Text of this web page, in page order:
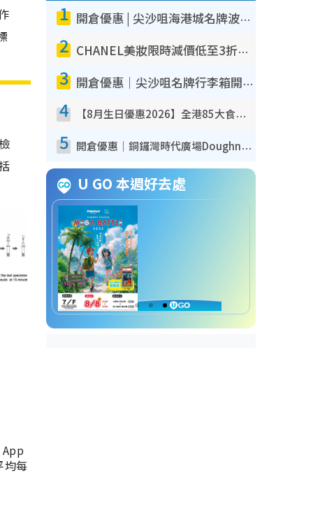
均每
1 開倉優惠 | 尖沙咀海港城名牌波鞋開倉低至1折！On鞋$899起／Joy&Peace鞋履$98起
2 CHANEL美妝限時減價低至3折！人氣粉底/唇膏/精華液低至$275！COCO香水都有平
3 開倉優惠｜尖沙咀名牌行李箱開倉低至4折！一連5日 American Tourister/ace./Hallmark $200起！
4 【8月生日優惠2026】全港85大食買玩著數攻略 自助餐/火鍋放題同行免費＋誠品/DONKI送現金券
5 開倉優惠｜銅鑼灣時代廣場Doughnut/Campo Marzio開倉低至1折！背囊、書包、手袋劈價$200起
U GO 本週好去處